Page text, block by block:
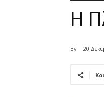
Η
By 20